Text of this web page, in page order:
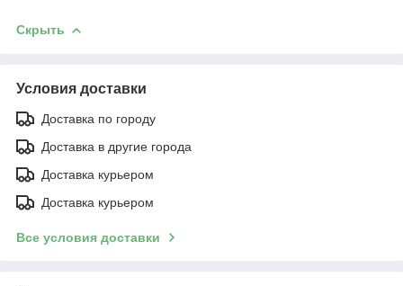
Скрыть
Условия доставки
Доставка по городу
Доставка в другие города
Доставка курьером
Доставка курьером
Все условия доставки